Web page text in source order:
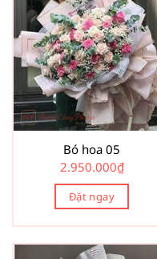
Bó hoa 05
2.950.000₫
Đặt ngay